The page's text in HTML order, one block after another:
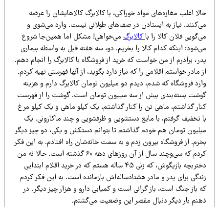
اغلب مغازه‌های مواد خوراکی، با کالابرگ کالاهایشان را عرضه
نیاز به ایستادن در صف‌های طولانی نیست. وارد می‌شوی و
فلان کالا را باکالابرگمی‌خواهی! مشکل اما همین‌جا شروع
اینکه کدام کالا را بخریم. دو، سه هفته قبل به واسطه بیماری
برادرم از من خواست که خرید از فروشگاه با کالابرگ را انجام دهم.
مادر خواستم اقلامی را که نیاز دارد بگوید، از آنها فهرستی تهیه کردم.
فروشگاه که شدم، دیدم دو میلیون تومان کالابرگ دارم و هزینه
بسته‌بندی بیش از سه میلیون تومان است. گوشت را از فهرست
گذاشتم، ماهی تن را کنار گذاشتم، یک کیلو ماهی و یک کیلو مرغ
تخفیف گرفتم، با مایع دستشویی و ظرفشویی و چند ماکارونی. یک
تومان هم خودم گذاشتم تا بتوانم دستکش و یکی، دو چیز دیگر
از فروشگاه بیرون زدم و به سمت خانه‌شان راه افتادم. به این فکر
کردم که سی‌وچند سال از آن روزهای دهه ۶۰ گذشته است. حالا نه من
دختربچه بازیگوش، که زنی ۴۵ ساله هستم که در خرید اقلام ابتدایی
برای پدر و مادر هشتادساله‌اش بازمانده است. به این فکر کردم
باز جنگ است، باز گرانی است و کمیابی دارو و هزار چیز دیگر. در
بار دیگر دنبال مقصر این وضعیت می‌گشتم.